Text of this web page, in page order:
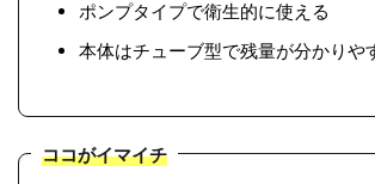
ポンプタイプで衛生的に使える
本体はチューブ型で残量が分かりや
ココがイマイチ